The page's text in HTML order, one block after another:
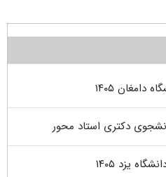
۱۴۰۵
دکتری استاد محور
یزد ۱۴۰۵